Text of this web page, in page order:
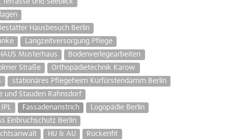
Hausbesuch Berlin
Langzeitversorgung Pflege
Musterhaus
Bodenverlegearbeiten
Straße
Orthopädietechnik Karow
stationäres Pflegeheim Kurfürstendamm Berlin
und Stauden Rahnsdorf
IPL Fassadenanstrich
Logopädie Berlin
Einbruchschutz Berlin
HU & AU
Rückenfit